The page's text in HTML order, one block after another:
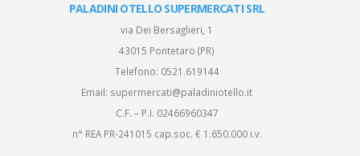
PALADINI OTELLO SUPERMERCATI SRL
via Dei Bersaglieri, 1
43015 Pontetaro (PR)
Telefono: 0521.619144
Email: supermercati@paladiniotello.it
C.F. – P.I. 02466960347
n° REA PR-241015 cap.soc. € 1.650.000 i.v.